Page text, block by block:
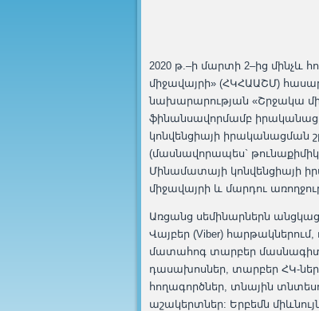
2020 թ.–ի մարտի 2–ից մինչև
միջավայրի» (ՀԿՀԱԱՇՄ)
նախարարության «Շրջակա
ֆինանսավորմամբ
կոնվենցիայի իրականացման
(մասնավորապես`
Մինամատայի կոնվենցիայի
միջավայրի և մարդու
Առցանց սեմինարներն
Վայբեր (Viber)
մատահոգ տարբեր
դասախոսներ, տարբեր ՀԿ-
հողագործներ, տնային
աշակերտներ: Երբեմն